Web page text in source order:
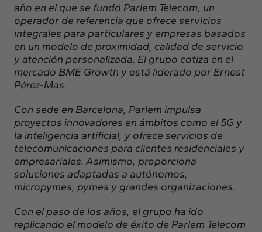
año en el que se fundó Parlem Telecom, un
operador de referencia que ofrece servicios
integrales para particulares y empresas basados
en un modelo de proximidad, calidad de servicio
y atención personalizada. El grupo cotiza en el
mercado BME Growth y está liderado por Ernest
Pérez-Mas.
Con sede en Barcelona, Parlem impulsa
proyectos innovadores en ámbitos como el 5G y
la inteligencia artificial, y ofrece servicios de
telecomunicaciones para clientes residenciales y
empresariales. Asimismo, proporciona
soluciones adaptadas a autónomos,
micropymes, pymes y grandes organizaciones.
Con el paso de los años, el grupo ha ido
replicando el modelo de éxito de Parlem Telecom